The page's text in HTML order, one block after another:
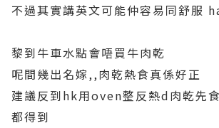
不過其實講英文可能仲容易同舒服
黎到牛車水點會唔買牛肉乾
呢間幾出名嫁,,肉乾熱食真係好正
建議反到hk用oven整反熱d肉乾
都得到